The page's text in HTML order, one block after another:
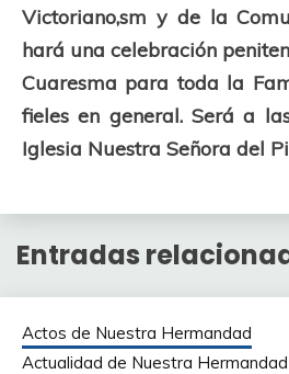
Victoriano,sm y de la
hará una celebración
Cuaresma para toda la
fieles en general. Será a
Iglesia Nuestra Señora del
Entradas
Actos de Nuestra Hermandad
Actualidad de Nuestra Hermandad